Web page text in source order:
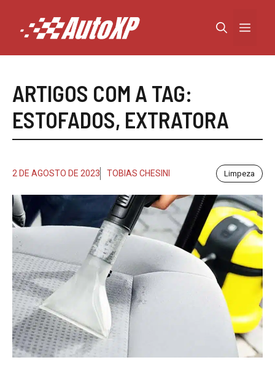
conteúdo
Menu
ARTIGOS COM A TAG:
ESTOFADOS, EXTRATORA
2 DE AGOSTO DE 2023 TOBIAS CHESINI Limpeza